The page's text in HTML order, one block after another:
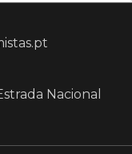
Nacional